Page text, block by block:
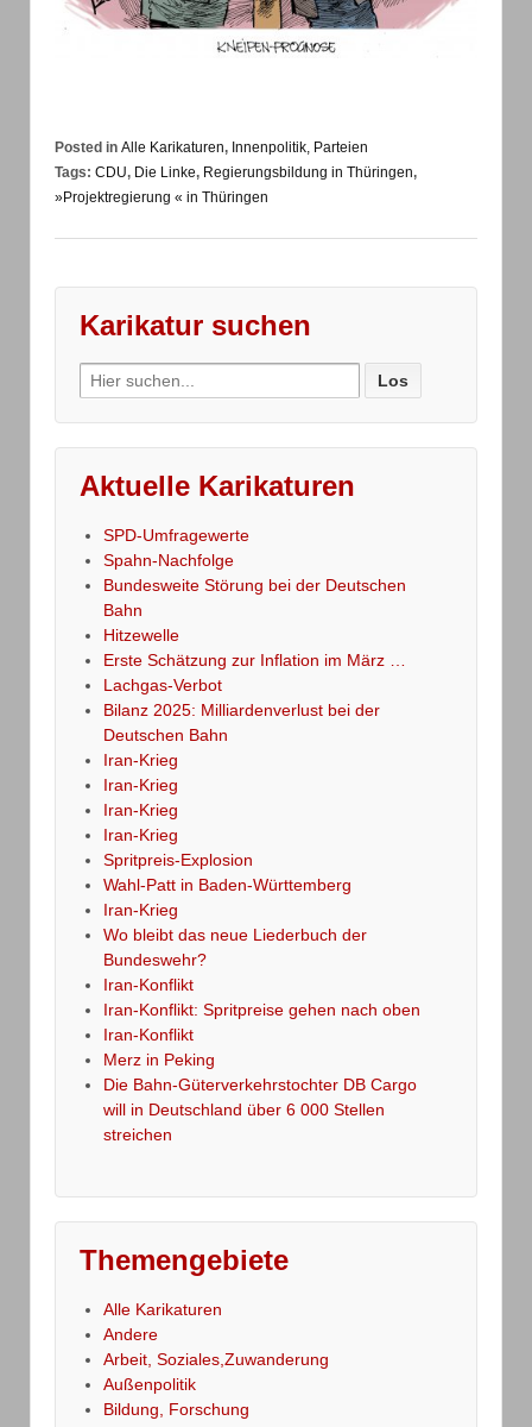
Posted in Alle Karikaturen, Innenpolitik, Parteien
Tags: CDU, Die Linke, Regierungsbildung in Thüringen,
»Projektregierung « in Thüringen
Karikatur suchen
Search
for:
Aktuelle Karikaturen
SPD-Umfragewerte
Spahn-Nachfolge
Bundesweite Störung bei der Deutschen
Bahn
Hitzewelle
Erste Schätzung zur Inflation im März …
Lachgas-Verbot
Bilanz 2025: Milliardenverlust bei der
Deutschen Bahn
Iran-Krieg
Iran-Krieg
Iran-Krieg
Iran-Krieg
Spritpreis-Explosion
Wahl-Patt in Baden-Württemberg
Iran-Krieg
Wo bleibt das neue Liederbuch der
Bundeswehr?
Iran-Konflikt
Iran-Konflikt: Spritpreise gehen nach oben
Iran-Konflikt
Merz in Peking
Die Bahn-Güterverkehrstochter DB Cargo
will in Deutschland über 6 000 Stellen
streichen
Themengebiete
Alle Karikaturen
Andere
Arbeit, Soziales,Zuwanderung
Außenpolitik
Bildung, Forschung